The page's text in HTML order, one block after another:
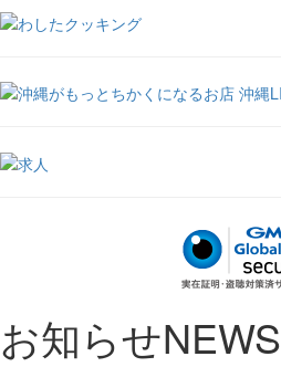
お知らせNEWS